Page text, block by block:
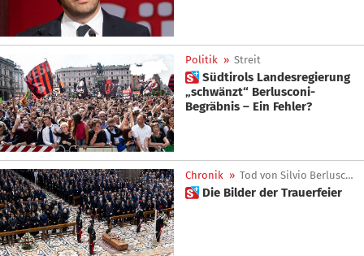
Politik » Streit
 Südtirols Landesregierung
„schwänzt“ Berlusconi-
Begräbnis – Ein Fehler?
Chronik » Tod von Silvio Berlusconi
 Die Bilder der Trauerfeier